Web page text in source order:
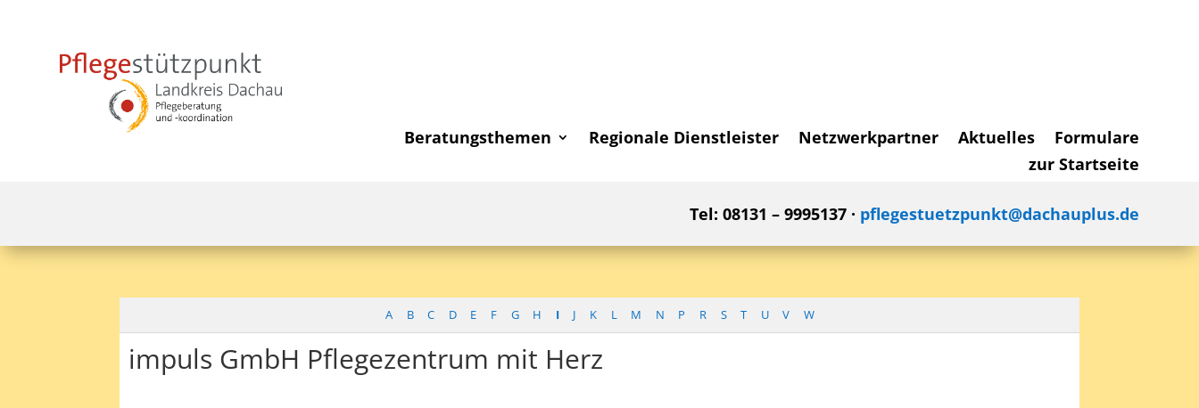
Beratungsthemen Regionale Dienstleister Netzwerkpartner Aktuelles
Formulare
zur Startseite
Tel: 08131 – 9995137 · pflegestuetzpunkt@dachauplus.de
A B C D E F G H I J K L M N P R S T U V W
impuls GmbH Pflegezentrum mit Herz